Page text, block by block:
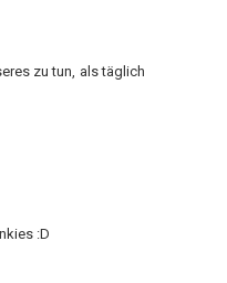
zu tun, als täglich
:D